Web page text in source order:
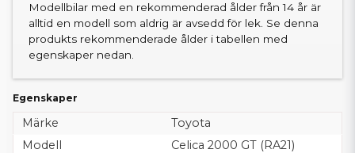
Modellbilar med en rekommenderad ålder från 14 år är
alltid en modell som aldrig är avsedd för lek. Se denna
produkts rekommenderade ålder i tabellen med
egenskaper nedan.
Egenskaper
Märke
Toyota
Modell
Celica 2000 GT (RA21)